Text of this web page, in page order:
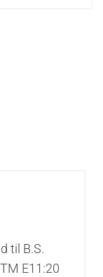
til B.S.
E11:20